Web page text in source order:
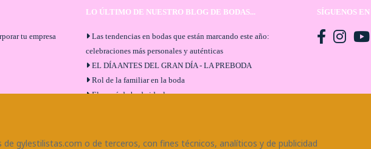
tu empresa
LO ÚLTIMO DE NUESTRO BLOG DE BODAS...
Las tendencias en bodas que están marcando este año:
celebraciones más personales y auténticas
EL DÍA ANTES DEL GRAN DÍA - LA PREBODA
Rol de la familiar en la boda
El menú de boda ideal
¿Cómo será tu boda?
SÍGUENOS
gylestilistas.com o de terceros, con fines técnicos, analíticos y de publicidad